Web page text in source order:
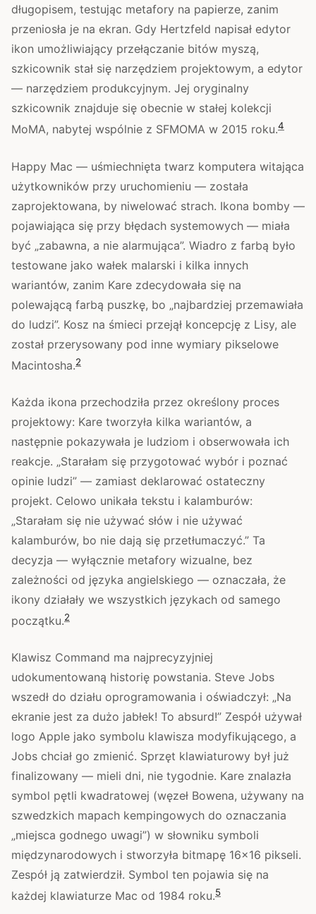
długopisem, testując metafory na papierze, zanim
przeniosła je na ekran. Gdy Hertzfeld napisał edytor
ikon umożliwiający przełączanie bitów myszą,
szkicownik stał się narzędziem projektowym, a edytor
— narzędziem produkcyjnym. Jej oryginalny
szkicownik znajduje się obecnie w stałej kolekcji
MoMA, nabytej wspólnie z SFMOMA w 2015 roku.4
Happy Mac — uśmiechnięta twarz komputera witająca
użytkowników przy uruchomieniu — została
zaprojektowana, by niwelować strach. Ikona bomby —
pojawiająca się przy błędach systemowych — miała
być „zabawna, a nie alarmująca”. Wiadro z farbą było
testowane jako wałek malarski i kilka innych
wariantów, zanim Kare zdecydowała się na
polewającą farbą puszkę, bo „najbardziej przemawiała
do ludzi”. Kosz na śmieci przejął koncepcję z Lisy, ale
został przerysowany pod inne wymiary pikselowe
Macintosha.2
Każda ikona przechodziła przez określony proces
projektowy: Kare tworzyła kilka wariantów, a
następnie pokazywała je ludziom i obserwowała ich
reakcje. „Starałam się przygotować wybór i poznać
opinie ludzi” — zamiast deklarować ostateczny
projekt. Celowo unikała tekstu i kalamburów:
„Starałam się nie używać słów i nie używać
kalamburów, bo nie dają się przetłumaczyć.” Ta
decyzja — wyłącznie metafory wizualne, bez
zależności od języka angielskiego — oznaczała, że
ikony działały we wszystkich językach od samego
początku.2
Klawisz Command ma najprecyzyjniej
udokumentowaną historię powstania. Steve Jobs
wszedł do działu oprogramowania i oświadczył: „Na
ekranie jest za dużo jabłek! To absurd!” Zespół używał
logo Apple jako symbolu klawisza modyfikującego, a
Jobs chciał go zmienić. Sprzęt klawiaturowy był już
finalizowany — mieli dni, nie tygodnie. Kare znalazła
symbol pętli kwadratowej (węzeł Bowena, używany na
szwedzkich mapach kempingowych do oznaczania
„miejsca godnego uwagi”) w słowniku symboli
międzynarodowych i stworzyła bitmapę 16×16 pikseli.
Zespół ją zatwierdził. Symbol ten pojawia się na
każdej klawiaturze Mac od 1984 roku.5